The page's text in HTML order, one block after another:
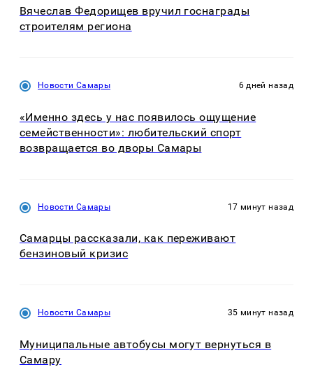
Вячеслав Федорищев вручил госнаграды
строителям региона
Новости Самары 6 дней назад
«Именно здесь у нас появилось ощущение
семейственности»: любительский спорт
возвращается во дворы Самары
Новости Самары 17 минут назад
Самарцы рассказали, как переживают
бензиновый кризис
Новости Самары 35 минут назад
Муниципальные автобусы могут вернуться в
Самару